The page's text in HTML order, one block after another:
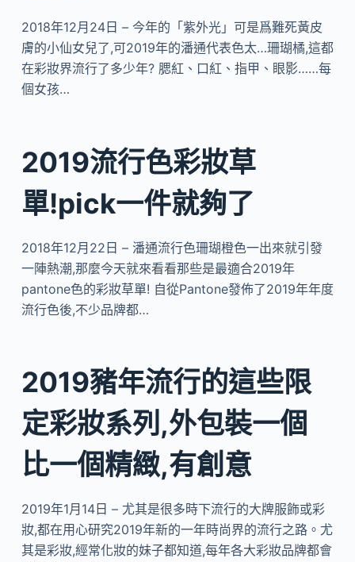
2018年12月24日 – 今年的「紫外光」可是爲難死黃皮
膚的小仙女兒了,可2019年的潘通代表色太…珊瑚橘,這都
在彩妝界流行了多少年? 腮紅、口紅、指甲、眼影……每
個女孩…
2019流行色彩妝草
單!pick一件就夠了
2018年12月22日 – 潘通流行色珊瑚橙色一出來就引發
一陣熱潮,那麼今天就來看看那些是最適合2019年
pantone色的彩妝草單! 自從Pantone發佈了2019年年度
流行色後,不少品牌都…
2019豬年流行的這些限
定彩妝系列,外包裝一個
比一個精緻,有創意
2019年1月14日 – 尤其是很多時下流行的大牌服飾或彩
妝,都在用心研究2019年新的一年時尚界的流行之路。尤
其是彩妝,經常化妝的妹子都知道,每年各大彩妝品牌都會